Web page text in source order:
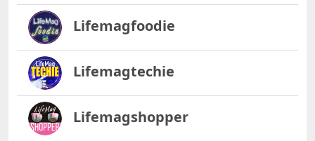
Lifemagfoodie
Lifemagtechie
Lifemagshopper